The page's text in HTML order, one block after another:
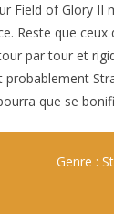
Field of Glory II
Reste que
par tour et
que se
Genre :